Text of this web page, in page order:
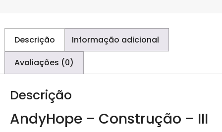
Descrição Informação adicional
Avaliações (0)
Descrição
AndyHope – Construção – III